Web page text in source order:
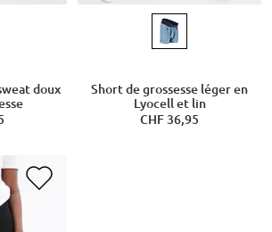
doux
Short de grossesse léger en
Lyocell et lin
CHF 36,95